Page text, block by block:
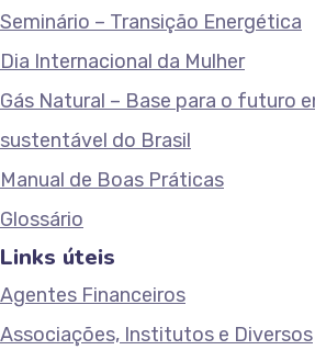
Seminário – Transição Energética
Dia Internacional da Mulher
Gás Natural – Base para o futuro
sustentável do Brasil
Manual de Boas Práticas
Glossário
Links úteis
Agentes Financeiros
Associações, Institutos e Diversos